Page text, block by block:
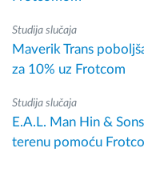
Studija slučaja
Maverik Trans
za 10% uz Frotcom
Studija slučaja
E.A.L. Man Hin &
terenu pomoću